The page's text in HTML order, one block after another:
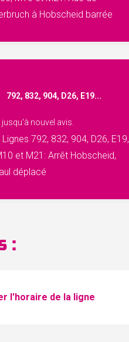
à Hobscheid barrée
792, 832, 904, D26, E19...
jusqu'à nouvel avis.
Lignes 792, 832, 904, D26, E19,
et M21: Arrêt Hobscheid,
déplacé
:
l'horaire de la ligne